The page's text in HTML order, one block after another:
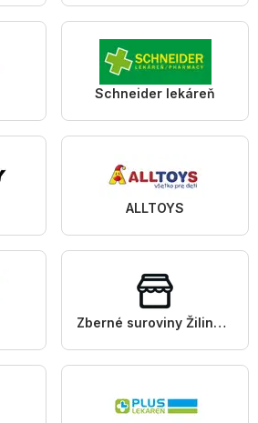
Schneider lekáreň
ALLTOYS
Zberné suroviny Žilina a.s.